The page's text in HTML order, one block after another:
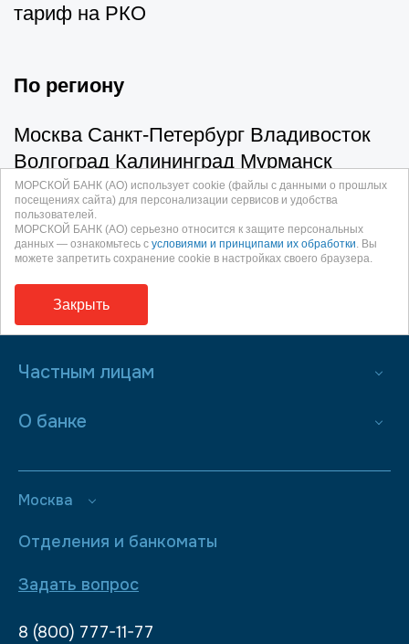
тариф на РКО
По региону
Москва Санкт-Петербург Владивосток
Волгоград Калининград Мурманск
Находка Новороссийск
Бизнесу
Частным лицам
О банке
Москва
Отделения и банкоматы
Задать вопрос
8 (800) 777-11-77
МОРСКОЙ БАНК (АО) использует cookie (файлы с данными о прошлых
посещениях сайта) для персонализации сервисов и удобства
пользователей.
МОРСКОЙ БАНК (АО) серьезно относится к защите персональных
данных — ознакомьтесь с условиями и принципами их обработки. Вы
можете запретить сохранение cookie в настройках своего браузера.
Закрыть